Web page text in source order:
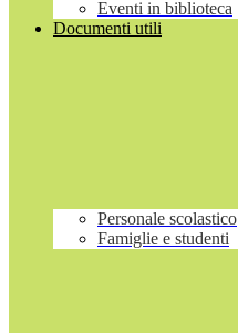
Eventi in biblioteca
Documenti utili
Personale scolastico
Famiglie e studenti